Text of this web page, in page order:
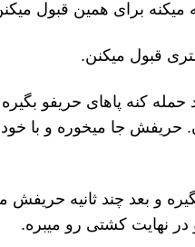
برای همین قبول
قبول میکنن.
کنه پاهای حریفو بگیره
حریفش جا میخوره و با
و بعد چند ثانیه حریفش
نهایت کشتی رو میبره.